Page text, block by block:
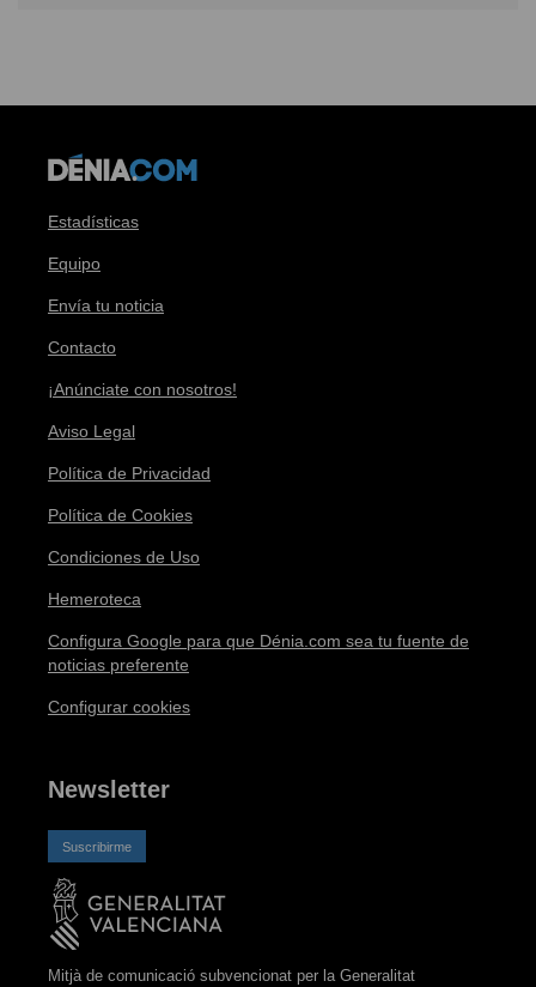
Estadísticas
Equipo
Envía tu noticia
Contacto
¡Anúnciate con nosotros!
Aviso Legal
Política de Privacidad
Política de Cookies
Condiciones de Uso
Hemeroteca
Configura Google para que Dénia.com sea tu fuente de
noticias preferente
Configurar cookies
Newsletter
Suscribirme
Mitjà de comunicació subvencionat per la Generalitat